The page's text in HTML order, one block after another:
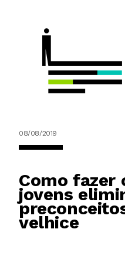
08/08/2019
Como fazer
jovens
velhice